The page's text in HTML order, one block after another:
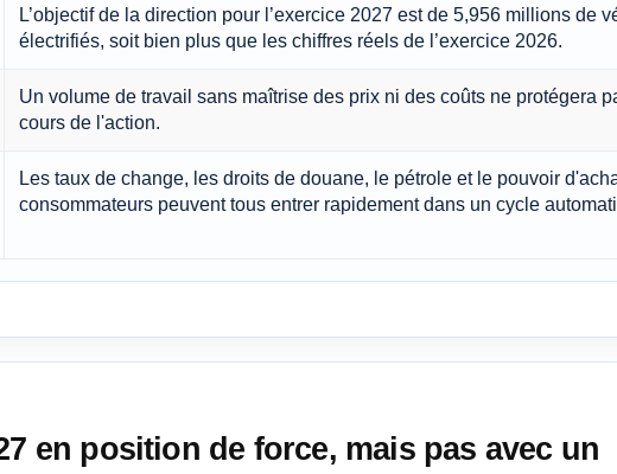
L’objectif de la direction pour l’exercice 2027 est de 5,956 millions de
électrifiés, soit bien plus que les chiffres réels de l’exercice 2026.
Un volume de travail sans maîtrise des prix ni des coûts ne protégera
cours de l'action.
Les taux de change, les droits de douane, le pétrole et le pouvoir
consommateurs peuvent tous entrer rapidement dans un cycle
en position de force, mais pas avec un